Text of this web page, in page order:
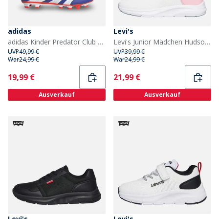
adidas
adidas Kinder Predator Club Fortschritt Pack FXG Fester Boden/Multi Boden Fußballschuhe Lucid Blue/Core White/Solar Red
UVP49,99 €
War24,99 €
Current
19,99 €
Ausverkauf
Levi's
Levi's Junior Mädchen Hudson Sneaker Weiß/Rosé 2900 White Rose 2900
UVP39,99 €
War24,99 €
Current
21,99 €
Ausverkauf